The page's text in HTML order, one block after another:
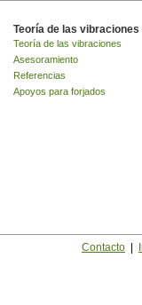
Teoría de las vibraciones
Teoría de las vibraciones
Asesoramiento
Referencias
Apoyos para forjados
Contacto